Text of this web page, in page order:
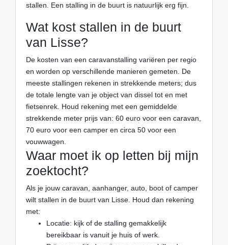
stallen. Een stalling in de buurt is natuurlijk erg fijn.
Wat kost stallen in de buurt
van Lisse?
De kosten van een caravanstalling variëren per regio
en worden op verschillende manieren gemeten. De
meeste stallingen rekenen in strekkende meters; dus
de totale lengte van je object van dissel tot en met
fietsenrek. Houd rekening met een gemiddelde
strekkende meter prijs van: 60 euro voor een caravan,
70 euro voor een camper en circa 50 voor een
vouwwagen.
Waar moet ik op letten bij mijn
zoektocht?
Als je jouw caravan, aanhanger, auto, boot of camper
wilt stallen in de buurt van Lisse. Houd dan rekening
met:
Locatie: kijk of de stalling gemakkelijk
bereikbaar is vanuit je huis of werk.